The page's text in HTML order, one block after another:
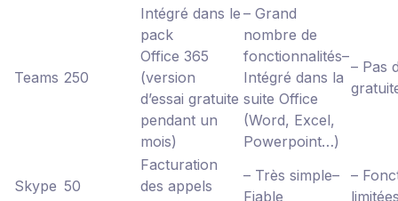
Teams 250
Intégré dans le
pack
Office 365
(version
d’essai gratuite
pendant un
mois)
– Grand
nombre de
fonctionnalités–
Intégré dans la
suite Office
(Word, Excel,
Powerpoint…)
– Pas
Skype 50
Facturation
des appels
– Très simple–
Fiable
–